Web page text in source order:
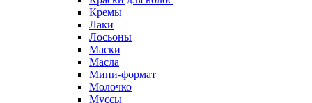
Кремы
Лаки
Лосьоны
Маски
Масла
Мини-формат
Молочко
Муссы